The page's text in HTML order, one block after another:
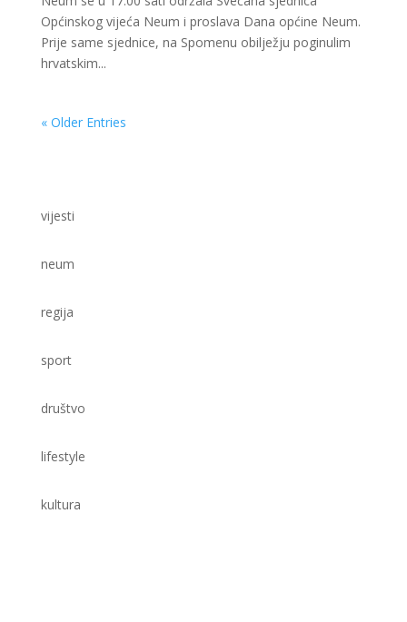
Općinskog vijeća Neum i proslava Dana općine Neum.
Prije same sjednice, na Spomenu obilježju poginulim
hrvatskim...
« Older Entries
vijesti
neum
regija
sport
društvo
lifestyle
kultura